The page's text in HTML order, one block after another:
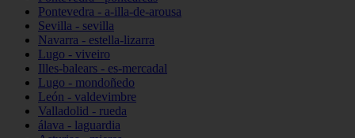
Pontevedra - a-illa-de-arousa
Sevilla - sevilla
Navarra - estella-lizarra
Lugo - viveiro
Illes-balears - es-mercadal
Lugo - mondoñedo
León - valdevimbre
Valladolid - rueda
álava - laguardia